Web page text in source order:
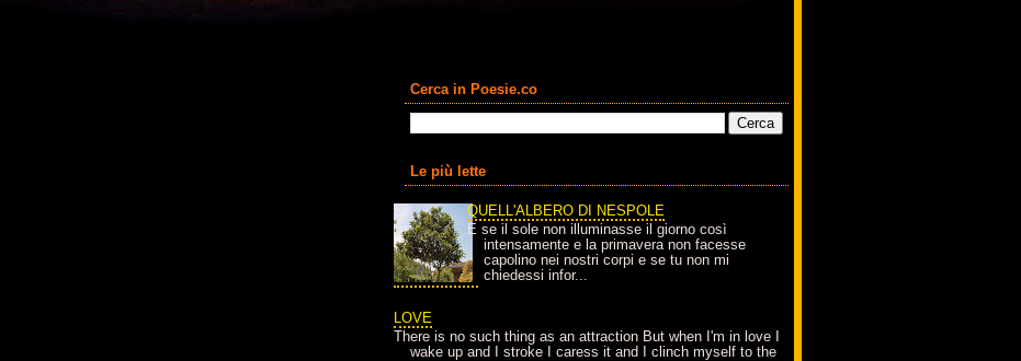
Cerca in Poesie.co
Le più lette
QUELL'ALBERO DI NESPOLE
E se il sole non illuminasse il giorno così
intensamente e la primavera non facesse
capolino nei nostri corpi e se tu non mi
chiedessi infor...
LOVE
There is no such thing as an attraction But when I'm in love I
wake up and I stroke I caress it and I clinch myself to the